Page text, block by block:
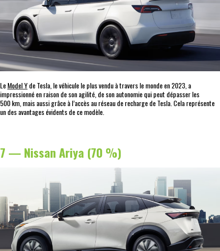
LeModel Yde Tesla, le véhicule le plus vendu à travers le monde en 2023, a
impressionné en raison de son agilité, de son autonomie qui peut dépasser les
500 km, mais aussi grâce à l’accès au réseau de recharge de Tesla. Cela représente
un des avantages évidents de ce modèle.
7 — Nissan Ariya (70 %)